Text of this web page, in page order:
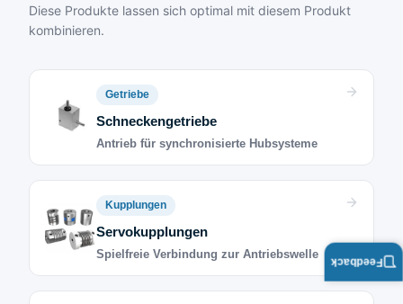
Diese Produkte lassen sich optimal mit diesem Produkt
kombinieren.
Getriebe
Schneckengetriebe
Antrieb für synchronisierte Hubsysteme
Kupplungen
Servokupplungen
Spielfreie Verbindung zur Antriebswelle
Feedback